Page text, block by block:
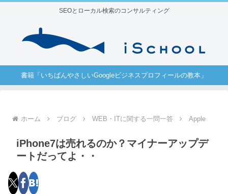
SEOとローカル検索のコンサルティング
書籍「いちばんやさしいGoogleビジネスプロフィールの教本」
ホーム ブログ WEB・ITに関する一問一答 Apple
iPhone7は売れるのか？マイナーアップデ
ートだってよ・・